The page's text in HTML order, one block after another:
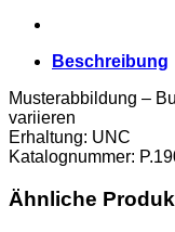
Beschreibung
Musterabbildung –
variieren
Erhaltung: UNC
Katalognummer:
Ähnliche